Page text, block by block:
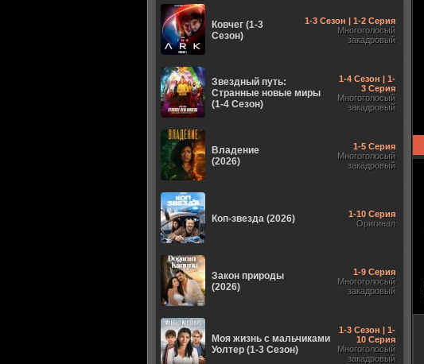
Ковчег (1-3
Сезон)
1-3 Сезон | 1-2 Серия
Многоголосый
закадровый
Звездный путь:
Странные новые миры
(1-4 Сезон)
1-4 Сезон | 1-
3 Серия
Многоголосый
закадровый
Владение
(2026)
1-5 Серия
Многоголосый
закадровый
Коп-звезда (2026)
1-10 Серия
Оригинал
Закон природы
(2026)
1-9 Серия
Многоголосый
закадровый
Моя жизнь с мальчиками
Уолтер (1-3 Сезон)
1-3 Сезон | 1-
10 Серия
Многоголосый
закадровый